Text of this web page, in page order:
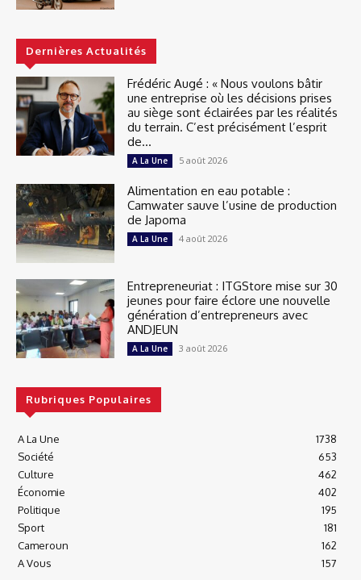
Dernières Actualités
Frédéric Augé : « Nous voulons bâtir
une entreprise où les décisions prises
au siège sont éclairées par les réalités
du terrain. C’est précisément l’esprit
de...
A La Une 5 août 2026
Alimentation en eau potable :
Camwater sauve l’usine de production
de Japoma
A La Une 4 août 2026
Entrepreneuriat : ITGStore mise sur 30
jeunes pour faire éclore une nouvelle
génération d’entrepreneurs avec
ANDJEUN
A La Une 3 août 2026
Rubriques Populaires
A La Une
1738
Société
653
Culture
462
Économie
402
Politique
195
Sport
181
Cameroun
162
A Vous
157